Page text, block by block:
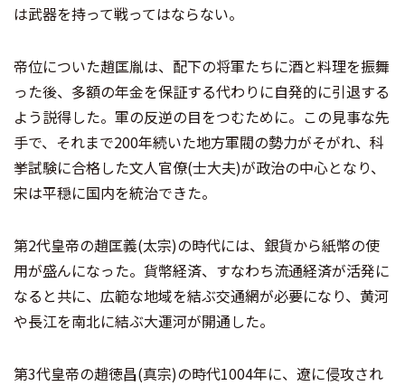
は武器を持って戦ってはならない。
帝位についた趙匡胤は、配下の将軍たちに酒と料理を振舞
った後、多額の年金を保証する代わりに自発的に引退する
よう説得した。軍の反逆の目をつむために。この見事な先
手で、それまで200年続いた地方軍閥の勢力がそがれ、科
挙試験に合格した文人官僚(士大夫)が政治の中心となり、
宋は平穏に国内を統治できた。
第2代皇帝の趙匡義(太宗)の時代には、銀貨から紙幣の使
用が盛んになった。貨幣経済、すなわち流通経済が活発に
なると共に、広範な地域を結ぶ交通網が必要になり、黄河
や長江を南北に結ぶ大運河が開通した。
第3代皇帝の趙徳昌(真宗)の時代1004年に、遼に侵攻され